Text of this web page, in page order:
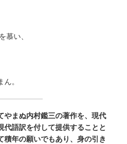
慕い、
。
やまぬ内村鑑三の著作を、現代
代語訳を付して提供することと
積年の願いでもあり、身の引き